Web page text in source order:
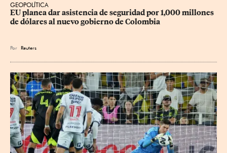
GEOPOLÍTICA
EU planea dar asistencia de seguridad por 1,000 millones
de dólares al nuevo gobierno de Colombia
Por Reuters